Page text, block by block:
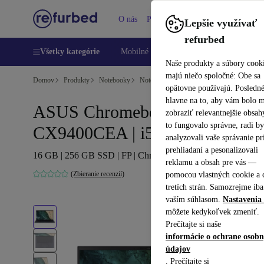
Lepšie využívať
refurbed
Naše produkty a súbory
majú niečo spoločné: Obe sa
opätovne používajú. Posledné
hlavne na to, aby vám bolo
zobraziť relevantnejšie
to fungovalo správne, radi
analyzovali vaše správanie
prehliadaní a pesonalizovali
reklamu a obsah pre vás —
pomocou vlastných cookie a
tretích strán. Samozrejme
vaším súhlasom. Nastavenia
môžete kedykoľvek zmeniť.
Prečítajte si naše
informácie o ochrane
údajov
. Prečítajte si
O nás Pomoc
Všetky kategórie Mobilné telefóny
Domov Produkty Notebooky Notebooky ASUS
ASUS Chromebook CX9
CX9400CEA | i5-1135G7 | 14"
16 GB | 256 GB SSD | FP | Chrome OS | US
(Zbieranie recenzií)